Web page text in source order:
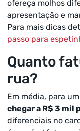
ofereça molhos
apresentação e
Para mais dicas
passo para
Quanto
rua?
Em média, para
chegar a R$ 3 mil
diferenciais no